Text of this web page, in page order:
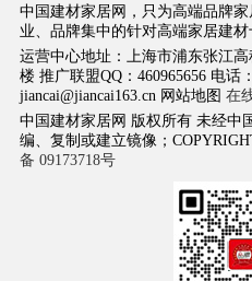
中国建材家居网，只为高端品牌
业、品牌集中的针对高端家居建
运营中心地址：上海市浦东张江
楼 推广联盟QQ：460965656 电话
jiancai@jiancai163.cn 网站地图 在
中国建材家居网 版权所有 未经中
编、复制或建立镜像；
备 09173718号